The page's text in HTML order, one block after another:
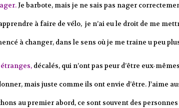
Je barbote, mais je ne sais pas nager
à faire de vélo, je n’ai eu le droit de me
à changer, dans le sens où je me traine u peu
étranges,décalés, qui n’ont pas peur d’être eux-
mais juste comme ils ont envie d’être. J’aime
au premier abord, ce sont souvent des